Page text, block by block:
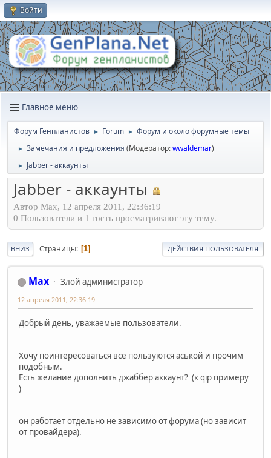
Войти
Главное меню
Форум Генпланистов ► Forum ► Форум и около форумные темы
► Замечания и предложения (Модератор:wwaldemar)
► Jabber - аккаунты
Jabber - аккаунты
Автор Max, 12 апреля 2011, 22:36:19
0 Пользователи и 1 гость просматривают эту тему.
ВНИЗ Страницы 1 ДЕЙСТВИЯ ПОЛЬЗОВАТЕЛЯ
Max Злой администратор
12 апреля 2011, 22:36:19
Добрый день, уважаемые пользователи.
Хочу поинтересоваться все пользуются аськой и прочим
подобным.
Есть желание дополнить джаббер аккаунт? (к qip примеру
)
он работает отдельно не зависимо от форума (но зависит
от провайдера).